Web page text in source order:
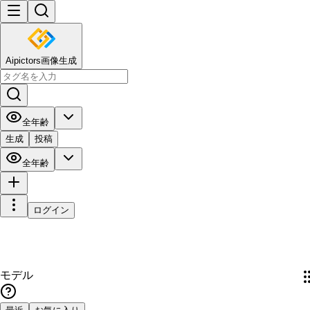
Aipictors画像生成
全年齢
生成
投稿
全年齢
ログイン
モデル